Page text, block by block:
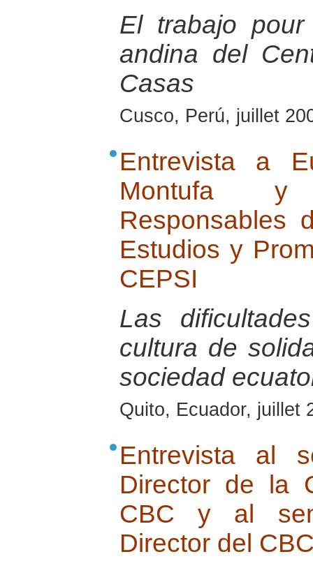
El trabajo
andina del
Casas
Cusco, Perú, juillet
Entrevista a
Montufa y
Responsables
Estudios y
CEPSI
Las
cultura de
sociedad
Quito, Ecuador, juillet
Entrevista al
Director de la
CBC y al
Director del